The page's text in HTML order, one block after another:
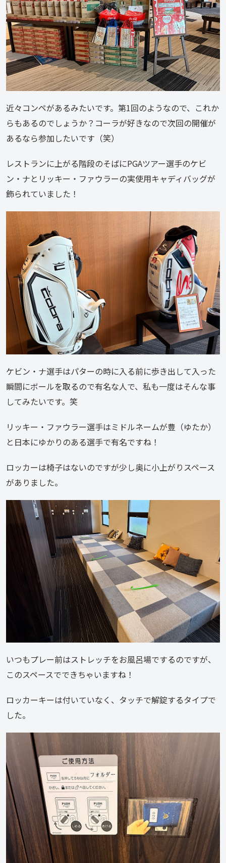
近々コンペがあるみたいです。第1回のようなので、これか
らもあるのでしょうか？コーラが好きなので次回の開催が
あるなら参加したいです（笑）
レストランに上がる階段のそばにPGAツアー選手のケビ
ン・ナとリッキー・ファウラーの実使用キャディバッグが
飾られていました！
ケビン・ナ選手はパターの時に入る前に歩き出して入った
瞬間にボールを取るので有名な人で、私も一度はそんな事
してみたいです。笑
リッキー・ファウラー選手はミドルネームが豊（ゆたか）
と日本にゆかりのある選手で有名ですね！
ロッカーは椅子はないのですが少し奥に小上がりスペース
がありました。
いつもプレー前はストレッチをお風呂場でするのですが、
このスペースでできちゃいますね！
ロッカーキーは付いていなく、タッチで解錠するタイプで
した。